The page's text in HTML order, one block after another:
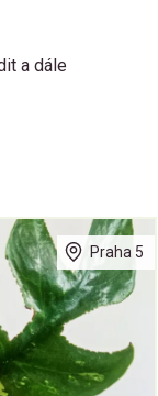
a dále
Praha 5